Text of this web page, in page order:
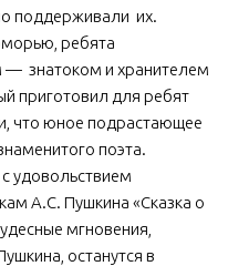
школа»
историко-художественный
И.В. Коротеева
поддерживали их.
ребята
знатоком и хранителем
приготовил для ребят
что юное подрастающее
поэта.
удовольствием
А.С. Пушкина «Сказка о
мгновения,
останутся в